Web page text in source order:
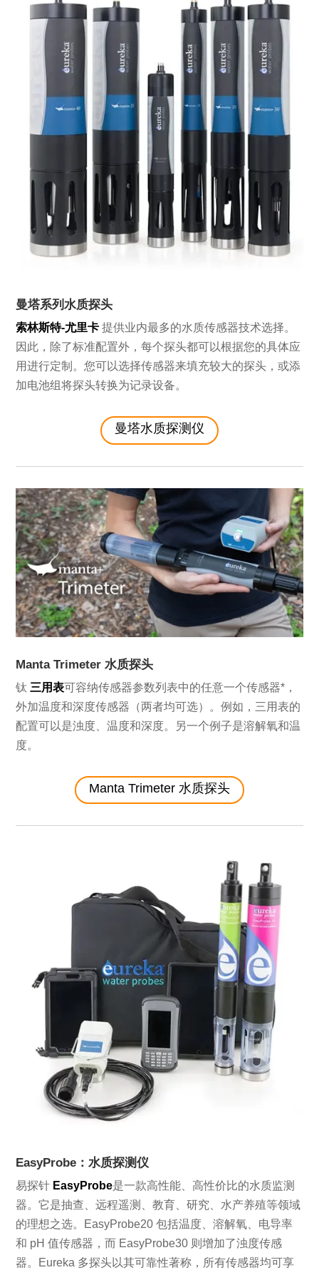
曼塔系列水质探头
索林斯特-尤里卡 提供业内最多的水质传感器技术选择。
因此，除了标准配置外，每个探头都可以根据您的具体应
用进行定制。您可以选择传感器来填充较大的探头，或添
加电池组将探头转换为记录设备。
曼塔水质探测仪
Manta Trimeter 水质探头
钛 三用表可容纳传感器参数列表中的任意一个传感器*，
外加温度和深度传感器（两者均可选）。例如，三用表的
配置可以是浊度、温度和深度。另一个例子是溶解氧和温
度。
Manta Trimeter 水质探头
EasyProbe：水质探测仪
易探针 EasyProbe是一款高性能、高性价比的水质监测
器。它是抽查、远程遥测、教育、研究、水产养殖等领域
的理想之选。EasyProbe20 包括温度、溶解氧、电导率
和 pH 值传感器，而 EasyProbe30 则增加了浊度传感
器。Eureka 多探头以其可靠性著称，所有传感器均可享